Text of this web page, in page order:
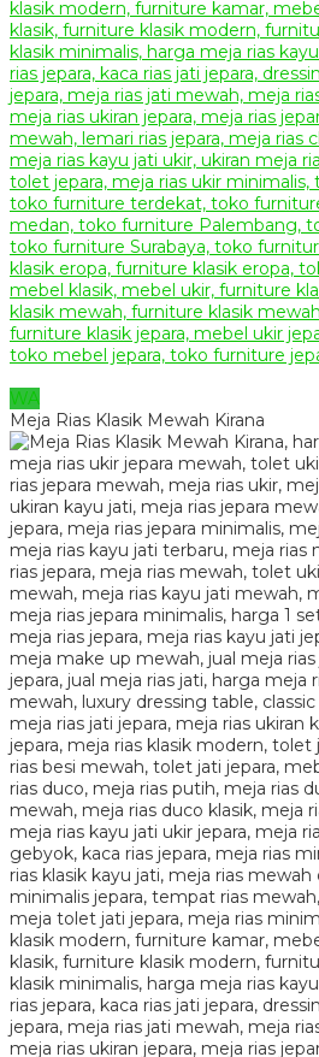
WA
Meja Rias Klasik Mewah Kirana